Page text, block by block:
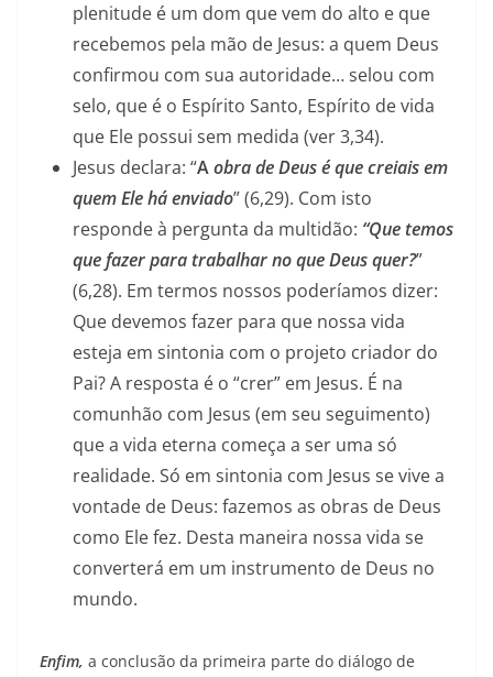
plenitude é um dom que vem do alto e que
recebemos pela mão de Jesus: a quem Deus
confirmou com sua autoridade… selou com
selo, que é o Espírito Santo, Espírito de vida
que Ele possui sem medida (ver 3,34).
Jesus declara: “Aobra de Deus é que creiais em
quem Ele há enviado” (6,29). Com isto
responde à pergunta da multidão: “Que temos
que fazer para trabalhar no que Deus quer?”
(6,28). Em termos nossos poderíamos dizer:
Que devemos fazer para que nossa vida
esteja em sintonia com o projeto criador do
Pai? A resposta é o “crer” em Jesus. É na
comunhão com Jesus (em seu seguimento)
que a vida eterna começa a ser uma só
realidade. Só em sintonia com Jesus se vive a
vontade de Deus: fazemos as obras de Deus
como Ele fez. Desta maneira nossa vida se
converterá em um instrumento de Deus no
mundo.
Enfim, a conclusão da primeira parte do diálogo de